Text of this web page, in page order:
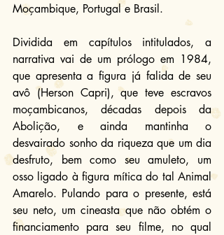
Moçambique, Portugal e Brasil.
Dividida em capítulos intitulados, a
narrativa vai de um prólogo em 1984,
que apresenta a figura já falida de seu
avô (Herson Capri), que teve escravos
moçambicanos, décadas depois da
Abolição, e ainda mantinha o
desvairado sonho da riqueza que um dia
desfruto, bem como seu amuleto, um
osso ligado à figura mítica do tal Animal
Amarelo. Pulando para o presente, está
seu neto, um cineasta que não obtém o
financiamento para seu filme, no qual